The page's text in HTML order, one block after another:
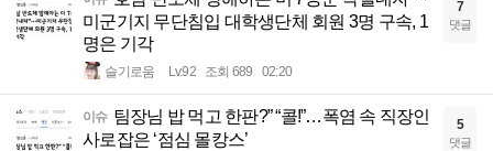
미군기지 무단침입 대학생단체 회원 3명 구속, 1
명은 기각
슬기로움 Lv.92 조회 689 02:20
7
댓글
이슈 팀장님 밥 먹고 한판?” “콜!”…폭염 속 직장인
사로잡은 ‘점심 몰캉스’
5
댓글